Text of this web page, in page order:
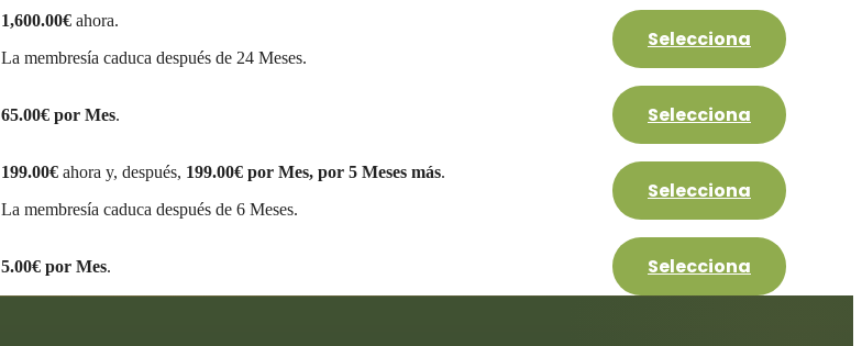
1,600.00€ ahora.
La membresía caduca después de 24 Meses.
Selecciona
65.00€ por Mes. Selecciona
199.00€ ahora y, después, 199.00€ por Mes, por 5 Meses más.
La membresía caduca después de 6 Meses.
Selecciona
5.00€ por Mes. Selecciona